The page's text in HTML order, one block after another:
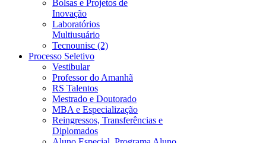
Bolsas e Projetos de
Inovação
Laboratórios
Multiusuário
Tecnounisc (2)
Processo Seletivo
Vestibular
Professor do Amanhã
RS Talentos
Mestrado e Doutorado
MBA e Especialização
Reingressos, Transferências e
Diplomados